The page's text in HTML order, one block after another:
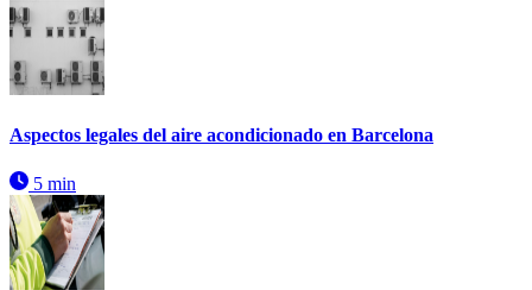
Aspectos legales del aire acondicionado en Barcelona
5 min